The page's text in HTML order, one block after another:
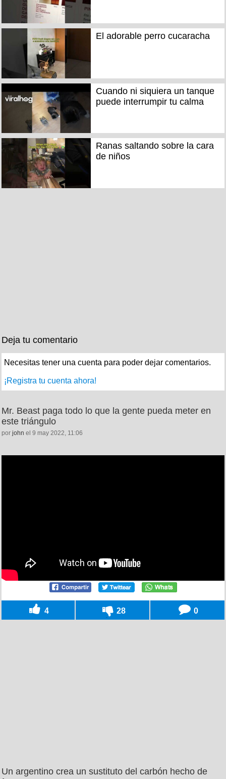
El adorable perro cucaracha
Cuando ni siquiera un tanque
puede interrumpir tu calma
Ranas saltando sobre la cara
de niños
Deja tu comentario
Necesitas tener una cuenta para poder dejar comentarios.
¡Registra tu cuenta ahora!
Mr. Beast paga todo lo que la gente pueda meter en
este triángulo
por john el 9 may 2022, 11:06
4 28 0
Un argentino crea un sustituto del carbón hecho de